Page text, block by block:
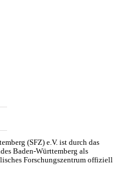
(SFZ) e.V. ist durch das
Baden-Württemberg als
Forschungszentrum offiziell